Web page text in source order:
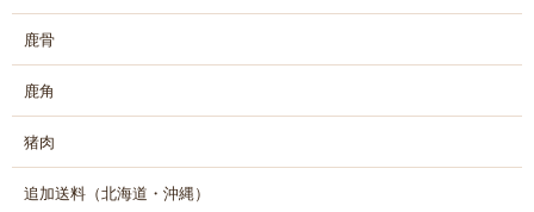
鹿骨
鹿角
猪肉
追加送料（北海道・沖縄）